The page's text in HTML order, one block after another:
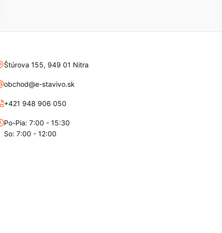
Štúrova 155, 949 01 Nitra
obchod@e-stavivo.sk
+421 948 906 050
Po-Pia: 7:00 - 15:30
So: 7:00 - 12:00